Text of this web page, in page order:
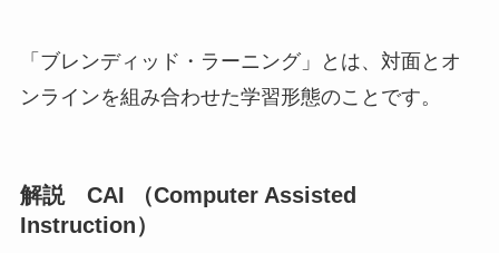
「ブレンディッド・ラーニング」 とは、 対面とオ
ンラインを組み合わせた学習形態のことです。
解説 CAI （Computer Assisted
Instruction）